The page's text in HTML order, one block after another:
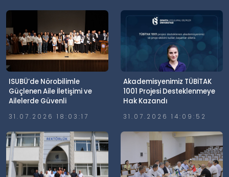
ISUBÜ’de Nörobilimle
Güçlenen Aile İletişimi ve
Ailelerde Güvenli
Gerçekleştirildi
31.07.2026 18:03:17
Akademisyenimiz TÜBİTAK
1001 Projesi Desteklenmeye
Hak Kazandı
31.07.2026 14:09:52